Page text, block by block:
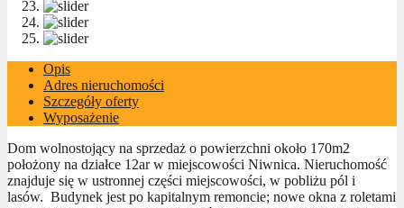
Opis
Adres nieruchomości
Szczegóły oferty
Wyposażenie
Dom wolnostojący na sprzedaż o powierzchni około 170m2
położony na działce 12ar w miejscowości Niwnica. Nieruchomość
znajduje się w ustronnej części miejscowości, w pobliżu pól i
lasów. Budynek jest po kapitalnym remoncie; nowe okna z roletami